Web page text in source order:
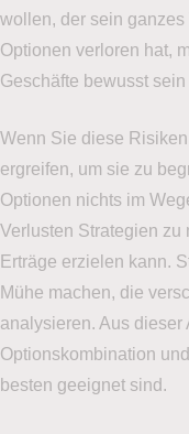
wollen, der sein
Optionen verloren hat,
Geschäfte bewusst
Wenn Sie diese
ergreifen, um sie zu
Optionen nichts im
Verlusten Strategien zu
Erträge erzielen kann.
Mühe machen, die
analysieren. Aus
Optionskombination
besten geeignet sind.